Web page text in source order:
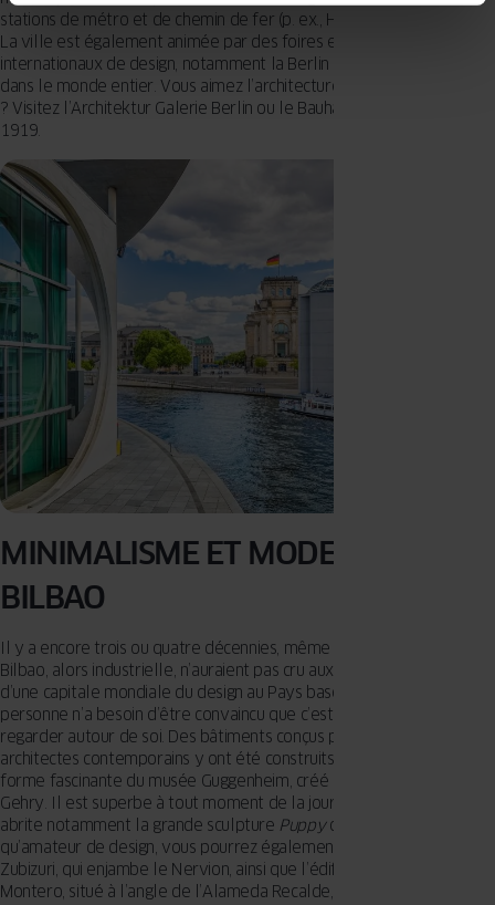
stations de métro et de chemin de fer (p. ex., Hamburger Bahnhof).
La ville est également animée par des foires et des festivals
internationaux de design, notamment la Berlin Design Week, célèbre
dans le monde entier. Vous aimez l’architecture et le design Bauhaus
? Visitez l’Architektur Galerie Berlin ou le Bauhaus-Archiv fondé en
1919.
MINIMALISME ET MODERNITÉ –
BILBAO
Il y a encore trois ou quatre décennies, même les habitants de
Bilbao, alors industrielle, n’auraient pas cru aux projet de création
d’une capitale mondiale du design au Pays basque. Aujourd’hui,
personne n’a besoin d’être convaincu que c’est le cas – il suffit de
regarder autour de soi. Des bâtiments conçus par les plus grands
architectes contemporains y ont été construits. Des exemples ? La
forme fascinante du musée Guggenheim, créé dans l’esprit de Frank
Gehry. Il est superbe à tout moment de la journée ! L’institution
abrite notamment la grande sculpture Puppyde Jeff Koon. En tant
qu’amateur de design, vous pourrez également visiter le pont
Zubizuri, qui enjambe le Nervion, ainsi que l’édifice Art nouveau Casa
Montero, situé à l’angle de l’Alameda Recalde, appelé la maison de